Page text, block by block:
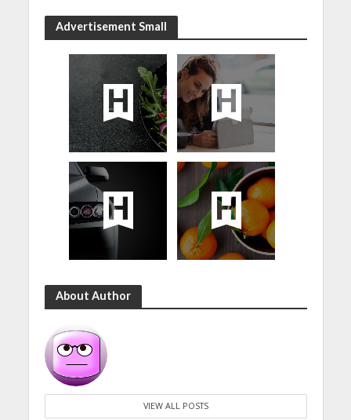
Advertisement Small
About Author
VIEW ALL POSTS